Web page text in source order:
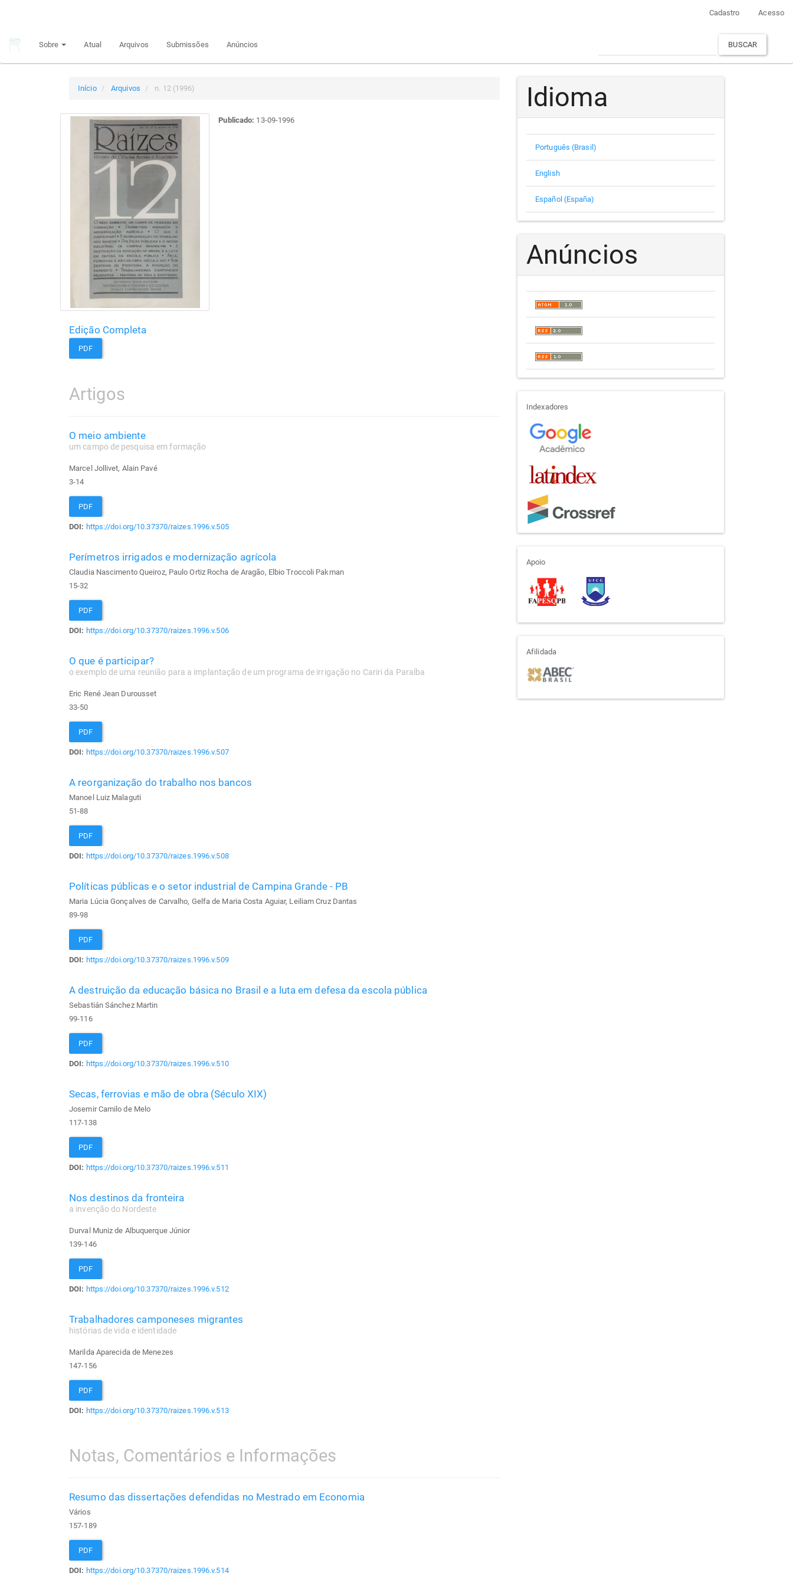
principal
Cadastro Acesso
Sobre Atual Arquivos Submissões Anúncios BUSCAR
Início Arquivos n. 12 (1996)
Publicado: 13-09-1996
Edição Completa
PDF
Artigos
O meio ambiente
um campo de pesquisa em formação
Marcel Jollivet, Alain Pavé
3-14
PDF
DOI: https://doi.org/10.37370/raizes.1996.v.505
Perímetros irrigados e modernização agrícola
Claudia Nascimento Queiroz, Paulo Ortiz Rocha de Aragão, Elbio Troccoli Pakman
15-32
PDF
DOI: https://doi.org/10.37370/raizes.1996.v.506
O que é participar?
o exemplo de uma reunião para a implantação de um programa de irrigação no Cariri da Paraíba
Eric René Jean Durousset
33-50
PDF
DOI: https://doi.org/10.37370/raizes.1996.v.507
A reorganização do trabalho nos bancos
Manoel Luiz Malaguti
51-88
PDF
DOI: https://doi.org/10.37370/raizes.1996.v.508
Políticas públicas e o setor industrial de Campina Grande - PB
Maria Lúcia Gonçalves de Carvalho, Gelfa de Maria Costa Aguiar, Leiliam Cruz Dantas
89-98
PDF
DOI: https://doi.org/10.37370/raizes.1996.v.509
A destruição da educação básica no Brasil e a luta em defesa da escola pública
Sebastián Sánchez Martin
99-116
PDF
DOI: https://doi.org/10.37370/raizes.1996.v.510
Secas, ferrovias e mão de obra (Século XIX)
Josemir Camilo de Melo
117-138
PDF
DOI: https://doi.org/10.37370/raizes.1996.v.511
Nos destinos da fronteira
a invenção do Nordeste
Durval Muniz de Albuquerque Júnior
139-146
PDF
DOI: https://doi.org/10.37370/raizes.1996.v.512
Trabalhadores camponeses migrantes
histórias de vida e identidade
Marilda Aparecida de Menezes
147-156
PDF
DOI: https://doi.org/10.37370/raizes.1996.v.513
Notas, Comentários e Informações
Resumo das dissertações defendidas no Mestrado em Economia
Vários
157-189
PDF
DOI: https://doi.org/10.37370/raizes.1996.v.514
Idioma
Português (Brasil)
English
Español (España)
Anúncios
indexadores
Indexadores
apoio
Apoio
afiliada
Afilidada